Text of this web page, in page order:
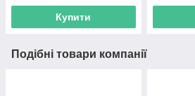
Купити
Подібні товари компанії